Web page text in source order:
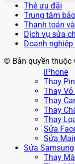
Thẻ ưu đãi
Trung tâm
Thanh toán
Dịch vụ sửa
Doanh
© Bản quyền thuộc
iPhone
Thay
Thay Vỏ
Thay
Thay
Thay
Sửa
Sửa
Sửa Samsung
Thay